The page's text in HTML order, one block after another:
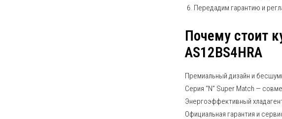
Передадим гарантию и
Почему стоит
AS12BS4HRA
Премиальный дизайн и
Серия “N” Super Match —
Энергоэффективный
Официальная гарантия и